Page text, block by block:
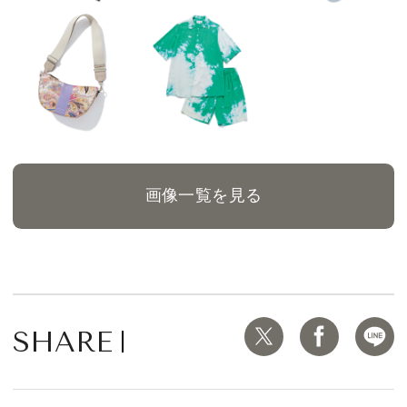
画像一覧を見る
SHARE